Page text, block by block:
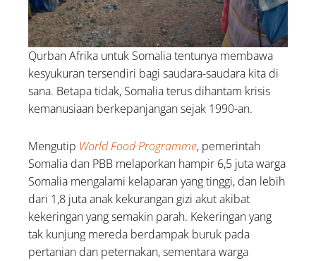
Qurban Afrika untuk Somalia tentunya membawa
kesyukuran tersendiri bagi saudara-saudara kita di
sana. Betapa tidak, Somalia terus dihantam krisis
kemanusiaan berkepanjangan sejak 1990-an.
Mengutip World Food Programme, pemerintah
Somalia dan PBB melaporkan hampir 6,5 juta warga
Somalia mengalami kelaparan yang tinggi, dan lebih
dari 1,8 juta anak kekurangan gizi akut akibat
kekeringan yang semakin parah. Kekeringan yang
tak kunjung mereda berdampak buruk pada
pertanian dan peternakan, sementara warga